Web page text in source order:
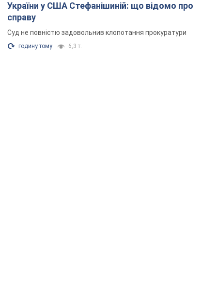
України у США Стефанішиній: що відомо про
справу
Суд не повністю задовольнив клопотання прокуратури
годину тому 6,3 т.